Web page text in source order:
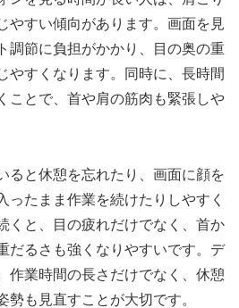
やすい傾向があります。画面を見
調節に負担がかかり、目の奥の重
やすくなります。同時に、長時間
ことで、首や肩の筋肉も緊張しや
ると休憩を忘れたり、画面に顔を
ったまま作業を続けたりしやすく
くと、目の疲れだけでなく、首か
だるさも強くなりやすいです。デ
作業時間の長さだけでなく、休憩
勢も見直すことが大切です。